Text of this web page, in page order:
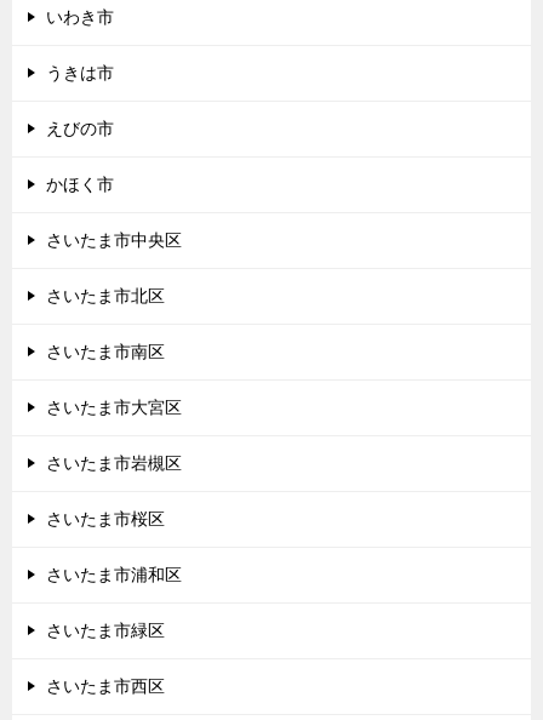
いわき市
うきは市
えびの市
かほく市
さいたま市中央区
さいたま市北区
さいたま市南区
さいたま市大宮区
さいたま市岩槻区
さいたま市桜区
さいたま市浦和区
さいたま市緑区
さいたま市西区